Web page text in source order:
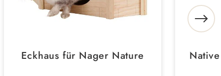
Eckhaus für Nager Nature